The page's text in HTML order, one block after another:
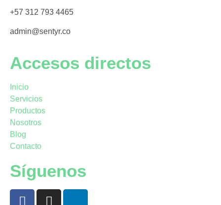
+57 312 793 4465
admin@sentyr.co
Accesos directos
Inicio
Servicios
Productos
Nosotros
Blog
Contacto
Síguenos